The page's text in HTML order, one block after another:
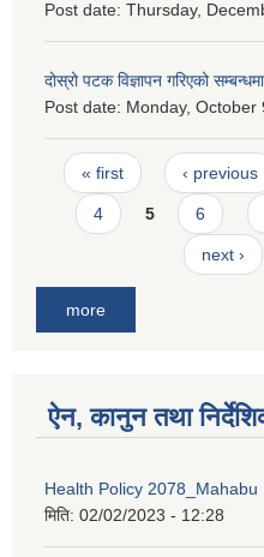
Post date: Thursday,
दोस्रो पटक विज्ञापन गरिएको
Post date: Monday, October
Pages
« first ‹ previous
4 5 6
next ›
more
ऐन, कानुन तथा
Health Policy 2078_Mahabu
मिति: 02/02/2023 - 12:28